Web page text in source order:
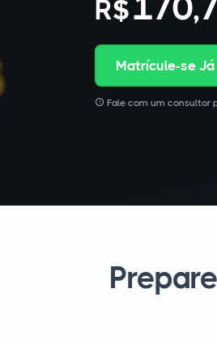
R$
Matrícule-se Já
Fale com um consultor